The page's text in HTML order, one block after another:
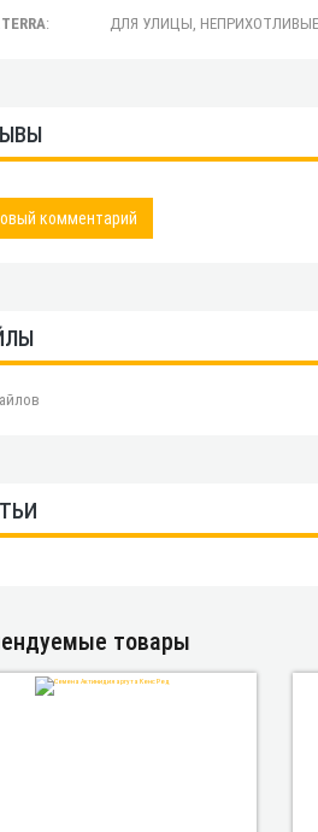
: ДЛЯ УЛИЦЫ,
комментарий
товары